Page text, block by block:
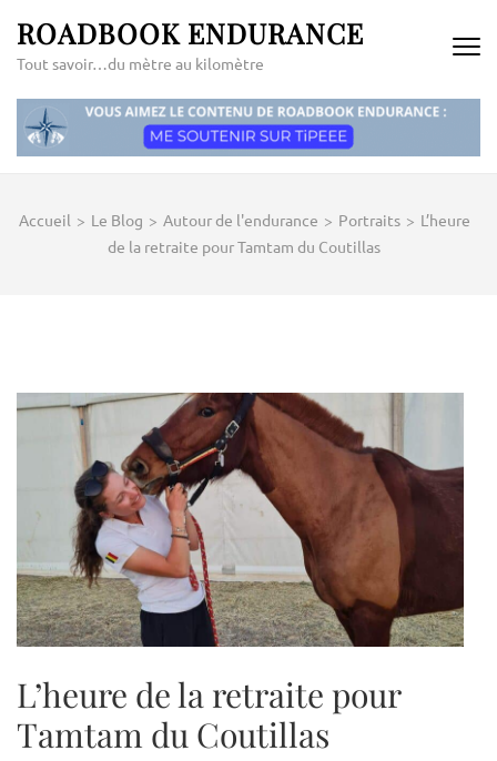
contenu
Entrée)
ROADBOOK ENDURANCE
Tout savoir…du mètre au kilomètre
Accueil > Le Blog > Autour de l'endurance > Portraits > L’heure
de la retraite pour Tamtam du Coutillas
L’heure de la retraite pour
Tamtam du Coutillas